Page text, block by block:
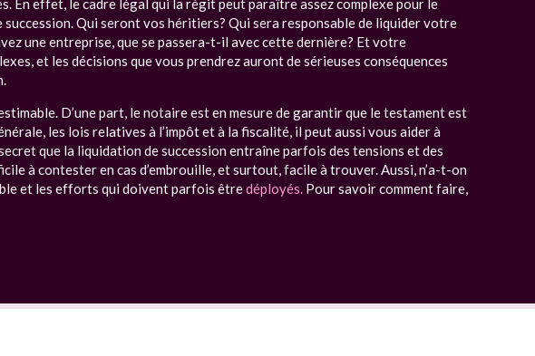
En effet, le cadre légal qui la régit peut paraître assez complexe pour le
Qui seront vos héritiers? Qui sera responsable de liquider votre
une entreprise, que se passera-t-il avec cette dernière? Et votre
et les décisions que vous prendrez auront de sérieuses conséquences
D’une part, le notaire est en mesure de garantir que le testament est
les lois relatives à l’impôt et à la fiscalité, il peut aussi vous aider à
que la liquidation de succession entraîne parfois des tensions et des
à contester en cas d’embrouille, et surtout, facile à trouver. Aussi, n’a-t-on
et les efforts qui doivent parfois êtredéployés. Pour savoir comment faire,